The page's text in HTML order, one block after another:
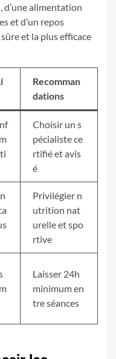
d’une alimentation
et d’un repos
et la plus efficace
Recomman
dations
Choisir un s
pécialiste ce
rtifié et avis
é
Privilégier n
utrition nat
urelle et spo
rtive
Laisser 24h
minimum en
tre séances